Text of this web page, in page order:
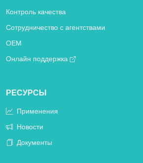
Контроль качества
Сотрудничество с агентствами
OEM
Онлайн поддержка
РЕСУРСЫ
Применения
Новости
Документы